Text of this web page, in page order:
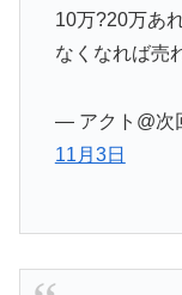
10万?20万あ
なくなれば売
— アクト@次
11月3日